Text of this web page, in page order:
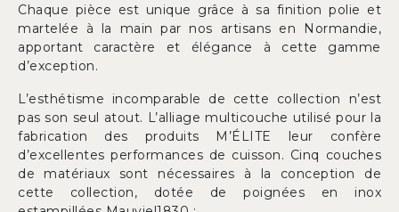
Chaque pièce est unique grâce à sa finition polie et
martelée à la main par nos artisans en Normandie,
apportant caractère et élégance à cette gamme
d’exception.
L’esthétisme incomparable de cette collection n’est
pas son seul atout. L’alliage multicouche utilisé pour la
fabrication des produits M’ÉLITE leur confère
d’excellentes performances de cuisson. Cinq couches
de matériaux sont nécessaires à la conception de
cette collection, dotée de poignées en inox